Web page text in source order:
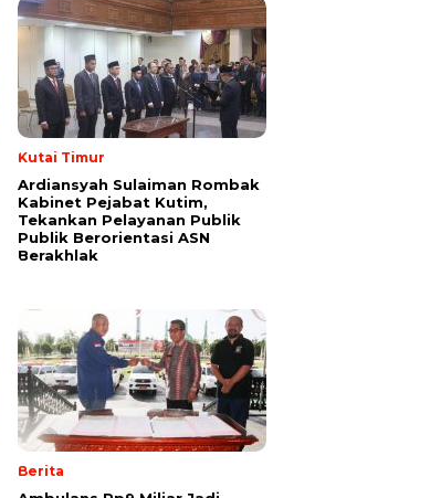
Kutai Timur
Ardiansyah Sulaiman Rombak
Kabinet Pejabat Kutim,
Tekankan Pelayanan Publik
Publik Berorientasi ASN
Berakhlak
Berita